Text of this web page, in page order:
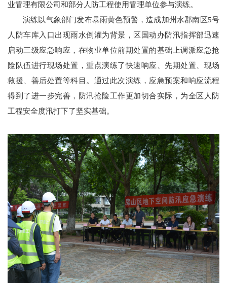
业管理有限公司和部分人防工程使用管理单位参与演练。
演练以气象部门发布暴雨黄色预警，造成加州水郡南区5号
人防车库入口出现雨水倒灌为背景，区国动办防汛指挥部迅速
启动三级应急响应，在物业单位前期处置的基础上调派应急抢
险队伍进行现场处置，重点演练了快速响应、先期处置、现场
救援、善后处置等科目。通过此次演练，应急预案和响应流程
得到了进一步完善，防汛抢险工作更加切合实际，为全区人防
工程安全度汛打下了坚实基础。